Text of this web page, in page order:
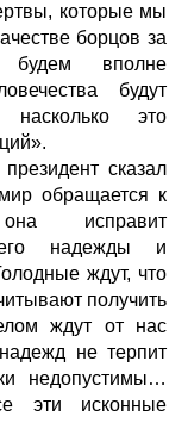
которые мы
борцов за
вполне
будут
насколько это
сказал
обращается к
исправит
его надежды и
ждут, что
получить
ждут от нас
не терпит
недопустимы…
исконные